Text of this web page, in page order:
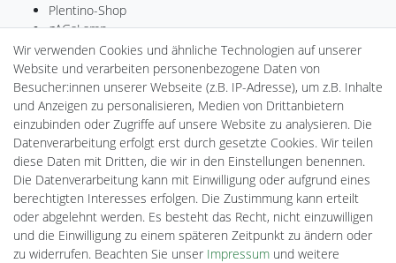
Plentino-Shop
gAGaLamp
Drohnenstore24
MeinUSB
Batteriespeicher
PlentiSolar
Gebrauchtlicht
Ledkauf
DEYESOLAR
Lightech Connect
CardanLight Europe
FORTIMO LEDs
Cardanlight-Shop
Wallbox24
Wir verwenden Cookies und ähnliche Technologien auf unserer
Website und verarbeiten personenbezogene Daten von
Besucher:innen unserer Webseite (z.B. IP-Adresse), um z.B. Inhalte
und Anzeigen zu personalisieren, Medien von Drittanbietern
einzubinden oder Zugriffe auf unsere Website zu analysieren. Die
Datenverarbeitung erfolgt erst durch gesetzte Cookies. Wir teilen
diese Daten mit Dritten, die wir in den Einstellungen benennen.
Die Datenverarbeitung kann mit Einwilligung oder aufgrund eines
berechtigten Interesses erfolgen. Die Zustimmung kann erteilt
oder abgelehnt werden. Es besteht das Recht, nicht einzuwilligen
und die Einwilligung zu einem späteren Zeitpunkt zu ändern oder
zu widerrufen. Beachten Sie unser Impressum und weitere